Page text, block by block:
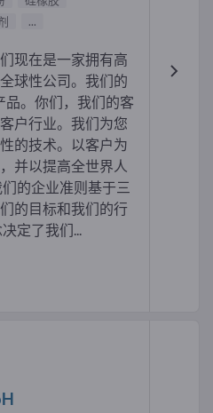
...
现在是一家拥有高
球性公司。我们的
品。你们，我们的客
户行业。我们为您
的技术。以客户为
并以提高全世界人
的企业准则基于三
的目标和我们的行
定了我们...